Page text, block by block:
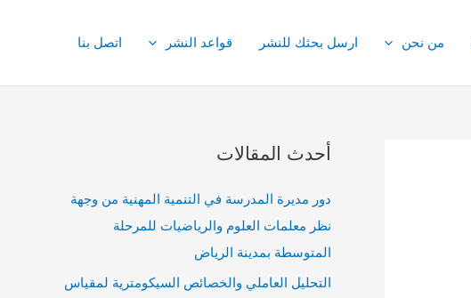
من نحن ارسل بحثك للنشر قواعد النشر اتصل بنا
أحدث المقالات
دور مديرة المدرسة في التنمية المهنية من وجهة
نظر معلمات العلوم والرياضيات للمرحلة
المتوسطة بمدينة الرياض
التحليل العاملي والخصائص السيكومترية لمقياس